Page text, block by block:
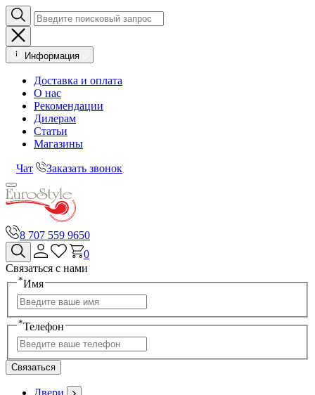
Информация
Доставка и оплата
О нас
Рекомендации
Дилерам
Статьи
Магазины
Чат Заказать звонок
8 707 559 9650
0
Связаться с нами
*Имя
*Телефон
Связаться